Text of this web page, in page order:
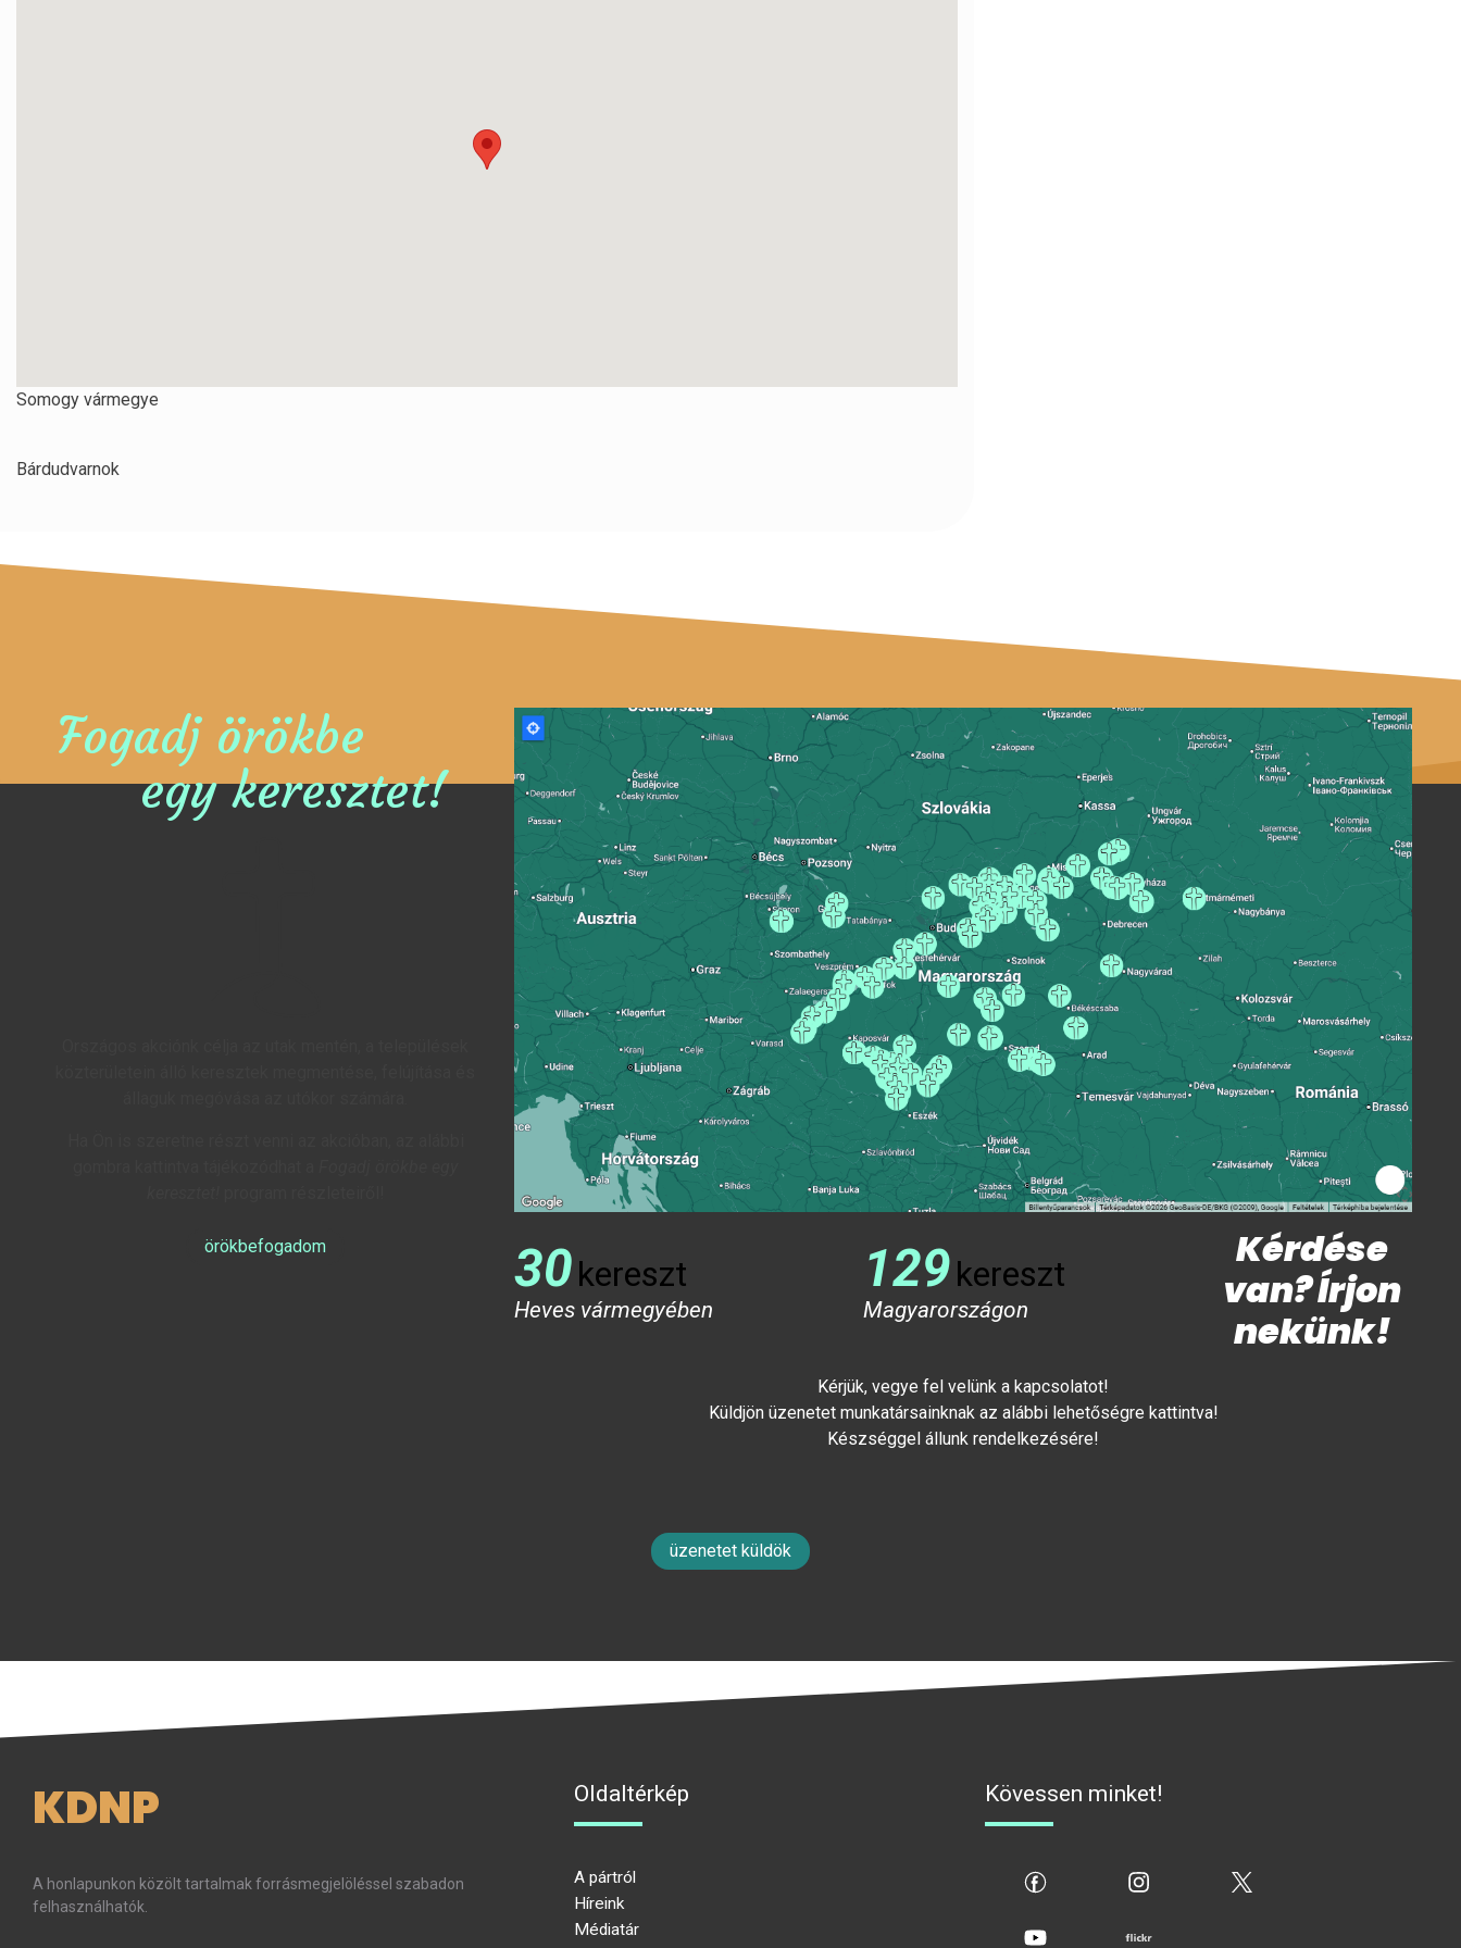
Somogy vármegye
Bárdudvarnok
Fogadj örökbe
egy keresztet!
örökbefogadom 30kereszt
Heves vármegyében
129kereszt
Magyarországon
Kérdése
van? Írjon
nekünk!
Kérjük, vegye fel velünk a kapcsolatot!
Küldjön üzenetet munkatársainknak az alábbi lehetőségre kattintva!
Készséggel állunk rendelkezésére!
üzenetet küldök
KDNP
A honlapunkon közölt tartalmak forrásmegjelöléssel szabadon
felhasználhatók.
Oldaltérkép
A pártról
Híreink
Médiatár
Kövessen minket!
flickr